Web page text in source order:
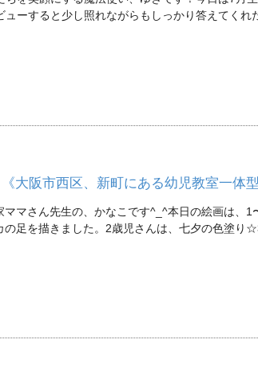
ューすると少し照れながらもしっかり答えてく
大阪市西区、新町にある幼児教室一体型
ママさん先生の、かなこです^_^本日の絵画は、
の足を描きました。2歳児さんは、七夕の色塗